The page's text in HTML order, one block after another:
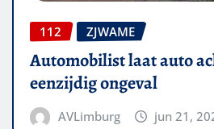
112 ZJWAME
Automobilist laat auto
eenzijdig ongeval
AVLimburg jun 21,